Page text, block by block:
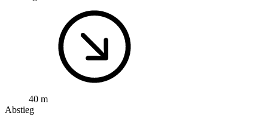
40 m
Abstieg